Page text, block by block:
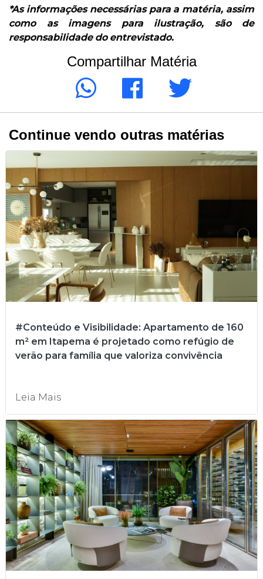
*As informações necessárias para a matéria, assim
como as imagens para ilustração, são de
responsabilidade do entrevistado.
Compartilhar Matéria
Continue vendo outras matérias
#Conteúdo e Visibilidade: Apartamento de 160
m² em Itapema é projetado como refúgio de
verão para família que valoriza convivência
Leia Mais